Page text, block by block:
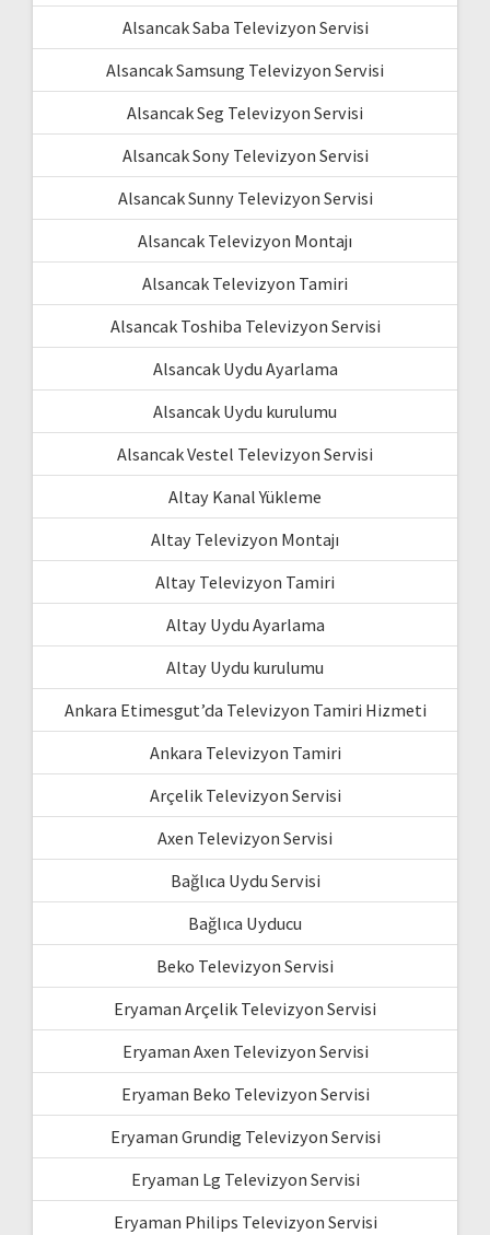
Alsancak Saba Televizyon Servisi
Alsancak Samsung Televizyon Servisi
Alsancak Seg Televizyon Servisi
Alsancak Sony Televizyon Servisi
Alsancak Sunny Televizyon Servisi
Alsancak Televizyon Montajı
Alsancak Televizyon Tamiri
Alsancak Toshiba Televizyon Servisi
Alsancak Uydu Ayarlama
Alsancak Uydu kurulumu
Alsancak Vestel Televizyon Servisi
Altay Kanal Yükleme
Altay Televizyon Montajı
Altay Televizyon Tamiri
Altay Uydu Ayarlama
Altay Uydu kurulumu
Ankara Etimesgut’da Televizyon Tamiri Hizmeti
Ankara Televizyon Tamiri
Arçelik Televizyon Servisi
Axen Televizyon Servisi
Bağlıca Uydu Servisi
Bağlıca Uyducu
Beko Televizyon Servisi
Eryaman Arçelik Televizyon Servisi
Eryaman Axen Televizyon Servisi
Eryaman Beko Televizyon Servisi
Eryaman Grundig Televizyon Servisi
Eryaman Lg Televizyon Servisi
Eryaman Philips Televizyon Servisi